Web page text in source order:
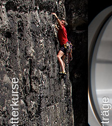
Kletterkurse